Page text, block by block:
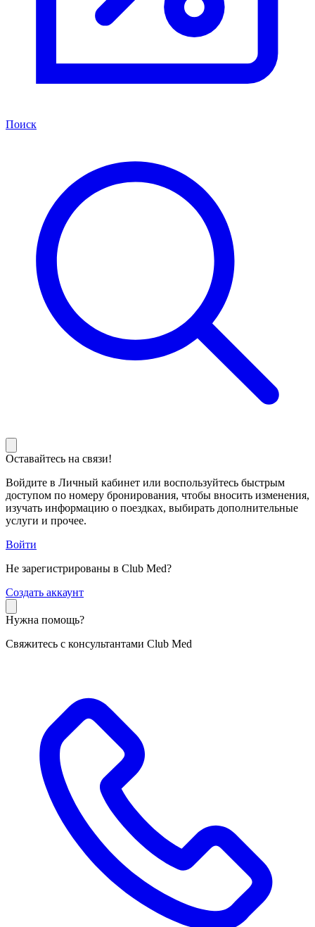
Поиск
Оставайтесь на связи!
Войдите в Личный кабинет или воспользуйтесь быстрым
доступом по номеру бронирования, чтобы вносить изменения,
изучать информацию о поездках, выбирать дополнительные
услуги и прочее.
Войти
Не зарегистрированы в Club Med?
Создать аккаунт
Нужна помощь?
Свяжитесь с консультантами Club Med